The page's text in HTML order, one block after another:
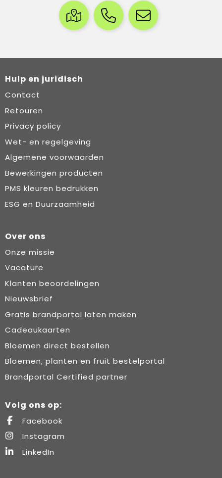
Hulp en juridisch
Contact
Retouren
Privacy policy
Wet- en regelgeving
Algemene voorwaarden
Bewerkingen producten
PMS kleuren bedrukken
ESG en Duurzaamheid
Over ons
Onze missie
Vacature
Klanten beoordelingen
Nieuwsbrief
Gratis brandportal laten maken
Cadeaukaarten
Bloemen direct bestellen
Bloemen, planten en fruit bestelportal
Brandportal Certified partner
Volg ons op:
Facebook
Instagram
LinkedIn